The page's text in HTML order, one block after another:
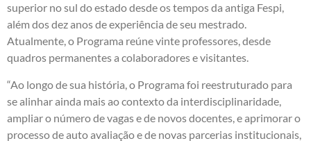
superior no sul do estado desde os tempos da antiga Fespi,
além dos dez anos de experiência de seu mestrado.
Atualmente, o Programa reúne vinte professores, desde
quadros permanentes a colaboradores e visitantes.
“Ao longo de sua história, o Programa foi reestruturado para
se alinhar ainda mais ao contexto da interdisciplinaridade,
ampliar o número de vagas e de novos docentes, e aprimorar o
processo de auto avaliação e de novas parcerias institucionais,